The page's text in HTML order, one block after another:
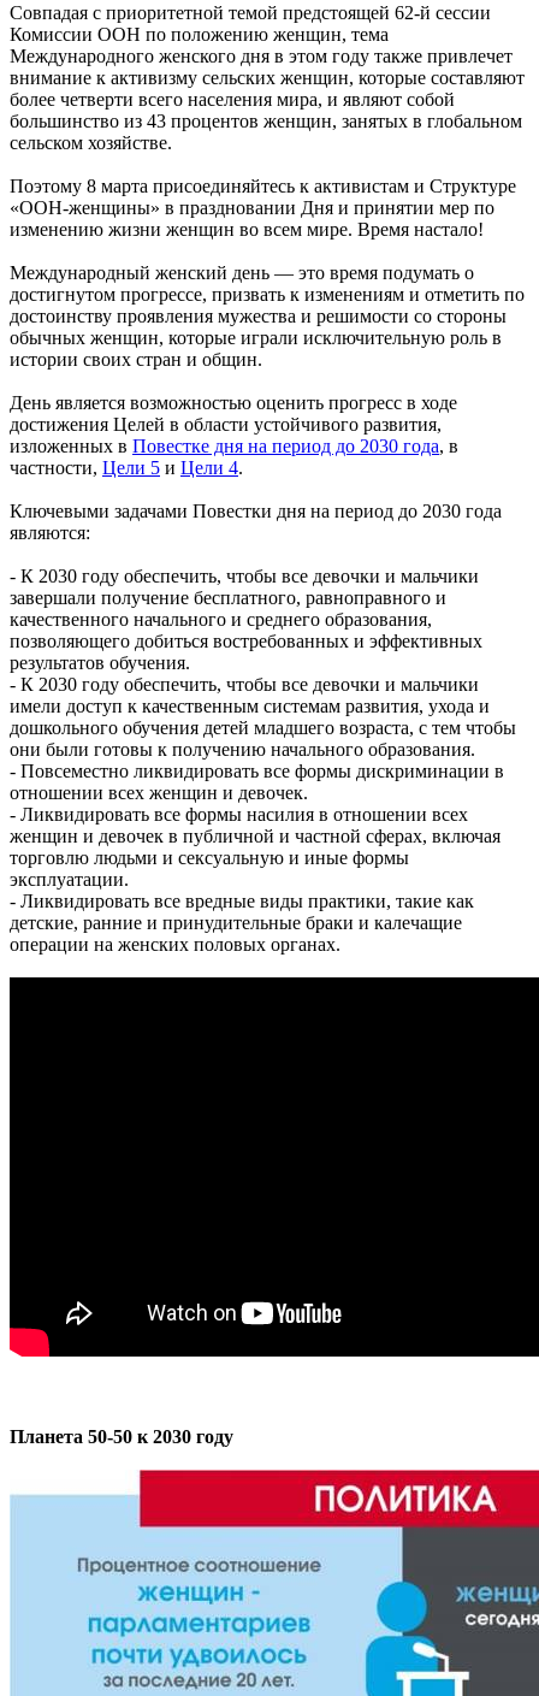
Совпадая с приоритетной темой предстоящей 62-й сессии
Комиссии ООН по положению женщин, тема
Международного женского дня в этом году также привлечет
внимание к активизму сельских женщин, которые составляют
более четверти всего населения мира, и являют собой
большинство из 43 процентов женщин, занятых в глобальном
сельском хозяйстве.
Поэтому 8 марта присоединяйтесь к активистам и Структуре
«ООН-женщины» в праздновании Дня и принятии мер по
изменению жизни женщин во всем мире. Время настало!
Международный женский день — это время подумать о
достигнутом прогрессе, призвать к изменениям и отметить по
достоинству проявления мужества и решимости со стороны
обычных женщин, которые играли исключительную роль в
истории своих стран и общин.
День является возможностью оценить прогресс в ходе
достижения Целей в области устойчивого развития,
изложенных в Повестке дня на период до 2030 года, в
частности, Цели 5 и Цели 4.
Ключевыми задачами Повестки дня на период до 2030 года
являются:
- К 2030 году обеспечить, чтобы все девочки и мальчики
завершали получение бесплатного, равноправного и
качественного начального и среднего образования,
позволяющего добиться востребованных и эффективных
результатов обучения.
- К 2030 году обеспечить, чтобы все девочки и мальчики
имели доступ к качественным системам развития, ухода и
дошкольного обучения детей младшего возраста, с тем чтобы
они были готовы к получению начального образования.
- Повсеместно ликвидировать все формы дискриминации в
отношении всех женщин и девочек.
- Ликвидировать все формы насилия в отношении всех
женщин и девочек в публичной и частной сферах, включая
торговлю людьми и сексуальную и иные формы
эксплуатации.
- Ликвидировать все вредные виды практики, такие как
детские, ранние и принудительные браки и калечащие
операции на женских половых органах.
Планета 50-50 к 2030 году